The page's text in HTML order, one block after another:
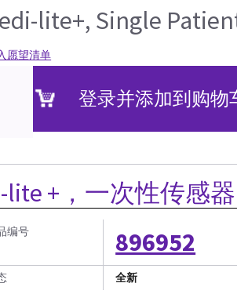
lite+, Single
愿望清单
登录并添加到购物
lite +，一次性传感
编号 896952
全新